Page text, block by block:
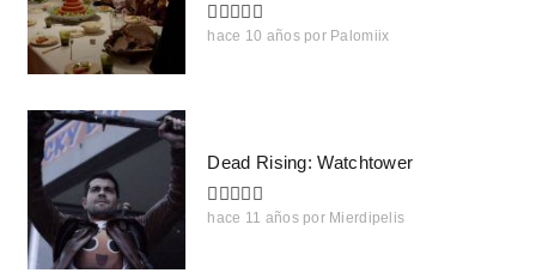
hace 10 años por Palomiix
Dead Rising: Watchtower
hace 11 años por Mierdipelis